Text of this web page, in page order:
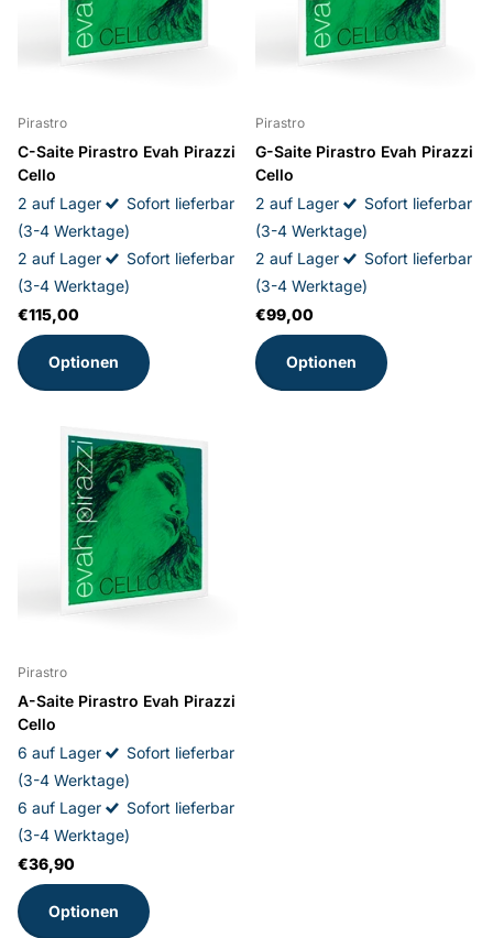
Pirastro
C-Saite Pirastro Evah Pirazzi
Cello
2 auf Lager
Sofort lieferbar
(3-4 Werktage)
2 auf Lager
Sofort lieferbar
(3-4 Werktage)
€115,00
Optionen
Pirastro
G-Saite Pirastro Evah Pirazzi
Cello
2 auf Lager
Sofort lieferbar
(3-4 Werktage)
2 auf Lager
Sofort lieferbar
(3-4 Werktage)
€99,00
Optionen
Pirastro
A-Saite Pirastro Evah Pirazzi
Cello
6 auf Lager
Sofort lieferbar
(3-4 Werktage)
6 auf Lager
Sofort lieferbar
(3-4 Werktage)
€36,90
Optionen